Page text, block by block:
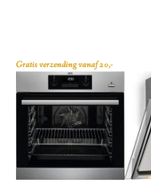
Gratis verzending vanaf 20,-